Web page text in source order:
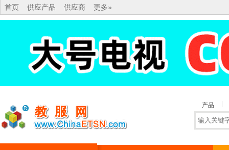
首页 供应产品 供应商 更多»
产品